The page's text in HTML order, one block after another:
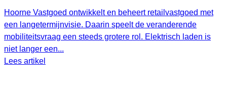
Hoorne Vastgoed ontwikkelt en beheert retailvastgoed met
een langetermijnvisie. Daarin speelt de veranderende
mobiliteitsvraag een steeds grotere rol. Elektrisch laden is
niet langer een...
Lees artikel